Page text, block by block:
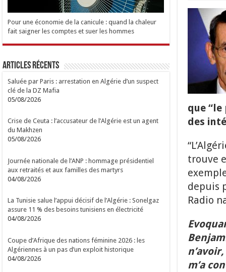
que
des
trouve
depuis
Radio
m’a
Pour une économie de la canicule : quand la chaleur
fait saigner les comptes et suer les hommes
Articles Récents
Saluée par Paris : arrestation en Algérie d’un suspect
clé de la DZ Mafia
05/08/2026
Crise de Ceuta : l’accusateur de l’Algérie est un agent
du Makhzen
05/08/2026
Journée nationale de l’ANP : hommage présidentiel
aux retraités et aux familles des martyrs
04/08/2026
La Tunisie salue l’appui décisif de l’Algérie : Sonelgaz
assure 11 % des besoins tunisiens en électricité
04/08/2026
Coupe d’Afrique des nations féminine 2026 : les
Algériennes à un pas d’un exploit historique
04/08/2026